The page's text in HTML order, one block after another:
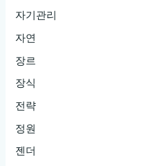
자기관리
자연
장르
장식
전략
정원
젠더